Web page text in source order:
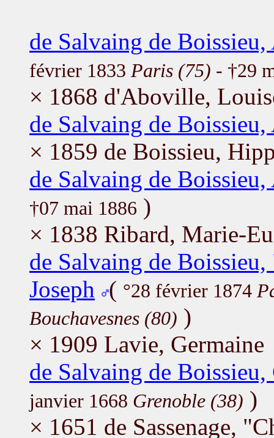
de Salvaing de
février 1833 Paris (75) - †29
× 1868 d'Aboville,
de Salvaing de
× 1859 de Boissieu,
de Salvaing de
†07 mai 1886 )
× 1838 Ribard, Marie-
de Salvaing de
Joseph
( °28 février 1874
Bouchavesnes (80) )
× 1909 Lavie, Germaine
de Salvaing de
janvier 1668 Grenoble (38) )
× 1651 de Sassenage,